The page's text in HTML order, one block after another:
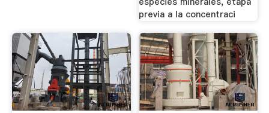
previa a la concentraci